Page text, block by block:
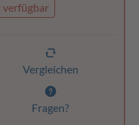
Vergleichen
Fragen?